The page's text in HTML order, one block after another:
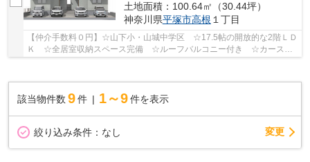
土地面積：100.64㎡（30.44坪）
神奈川県平塚市高根 １丁目
【仲介手数料０円】☆山下小・山城中学区 ☆17.5帖の開放的な2階ＬＤ
Ｋ ☆全居室収納スペース完備 ☆ルーフバルコニー付き ☆カースペ
該当物件数 9件 1～9 件を表示
絞り込み条件： なし 変更